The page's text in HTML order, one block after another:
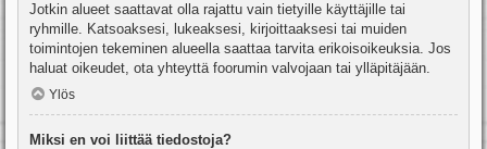
Jotkin alueet saattavat olla rajattu vain tietyille käyttäjille tai
ryhmille. Katsoaksesi, lukeaksesi, kirjoittaaksesi tai muiden
toimintojen tekeminen alueella saattaa tarvita erikoisoikeuksia. Jos
haluat oikeudet, ota yhteyttä foorumin valvojaan tai ylläpitäjään.
Ylös
Miksi en voi liittää tiedostoja?